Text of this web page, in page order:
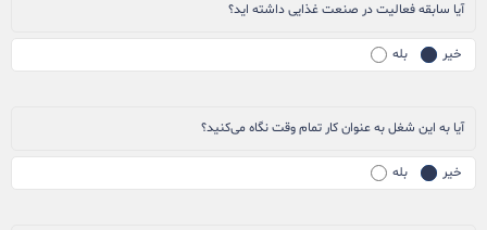
آیا سابقه فعالیت در صنعت غذایی داشته اید؟
خیر بله
آیا به این شغل به عنوان کار تمام وقت نگاه می‌کنید؟
خیر بله